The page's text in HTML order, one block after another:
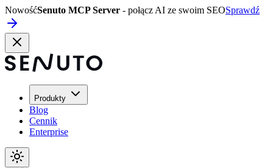
NowośćSenuto MCP Server - połącz AI ze swoim SEOSprawdź
Produkty
Blog
Cennik
Enterprise